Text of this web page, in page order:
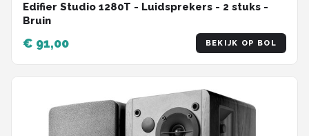
Edifier Studio 1280T - Luidsprekers - 2 stuks -
Bruin
€ 91,00 BEKIJK OP BOL